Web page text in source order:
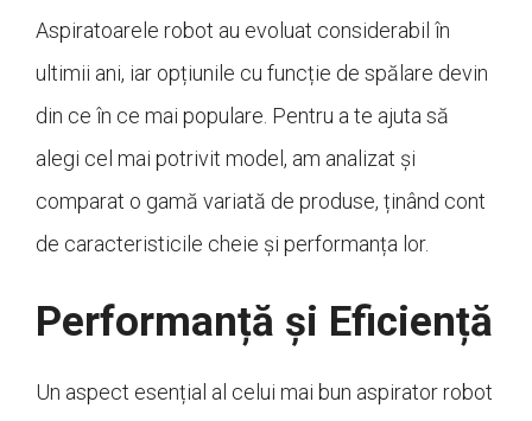
Aspiratoarele robot au evoluat considerabil în
ultimii ani, iar opțiunile cu funcție de spălare devin
din ce în ce mai populare. Pentru a te ajuta să
alegi cel mai potrivit model, am analizat și
comparat o gamă variată de produse, ținând cont
de caracteristicile cheie și performanța lor.
Performanță și Eficiență
Un aspect esențial al celui mai bun aspirator robot